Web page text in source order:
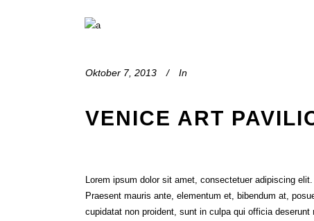
Oktober 7, 2013 In
VENICE ART
Lorem ipsum dolor sit amet, consectetuer adipiscing
Praesent mauris ante, elementum et, bibendum at,
cupidatat non proident, sunt in culpa qui officia deserunt